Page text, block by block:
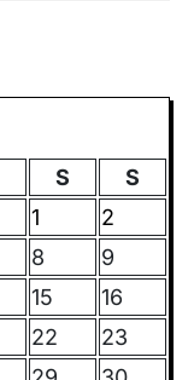
S
S
1
2
8
9
15
16
22
23